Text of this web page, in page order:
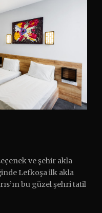
ve şehir akla
Lefkoşa ilk akla
bu güzel şehri tatil